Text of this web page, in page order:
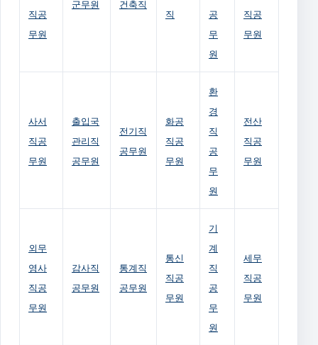
직공
무원
군무원 건축직
직
공
무
원
직공
무원
사서
직공
무원
출입국
관리직
공무원
전기직
공무원
화공
직공
무원
환
경
직
공
무
원
전산
직공
무원
외무
영사
직공
무원
감사직
공무원
통계직
공무원
통신
직공
무원
기
계
직
공
무
원
세무
직공
무원